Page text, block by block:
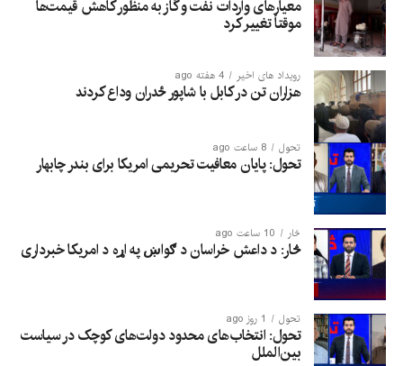
معیارهای واردات نفت و گاز به منظور کاهش قیمت‌ها
موقتاً تغییر کرد
رویداد های اخیر 4 هفته ago
هزاران تن در کابل با شاپور ځدران وداع کردند
تحول 8 ساعت ago
تحول: پایان معافیت تحریمی امریکا برای بندر چابهار
څار 10 ساعت ago
څار: د داعش خراسان د ګواښ په اړه د امریکا خبرداری
تحول 1 روز ago
تحول: انتخاب‌های محدود دولت‌های کوچک در سیاست
بین‌الملل